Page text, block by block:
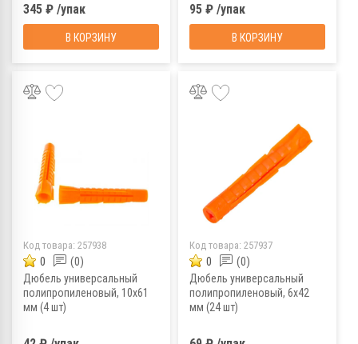
345 ₽ /упак
В КОРЗИНУ
95 ₽ /упак
В КОРЗИНУ
Код товара: 257938
0 (0)
Дюбель универсальный
полипропиленовый, 10x61
мм (4 шт)
Код товара: 257937
0 (0)
Дюбель универсальный
полипропиленовый, 6x42
мм (24 шт)